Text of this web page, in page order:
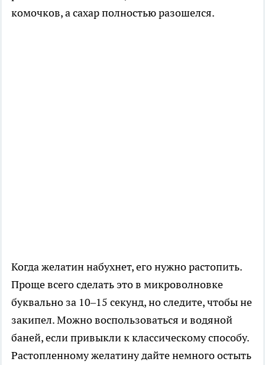
комочков, а сахар полностью разошелся.
Когда желатин набухнет, его нужно растопить.
Проще всего сделать это в микроволновке
буквально за 10–15 секунд, но следите, чтобы не
закипел. Можно воспользоваться и водяной
баней, если привыкли к классическому способу.
Растопленному желатину дайте немного остыть